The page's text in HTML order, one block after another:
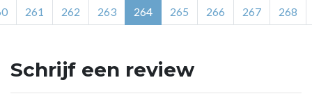
261 262 263 264 265 266 267 268
Schrijf een review